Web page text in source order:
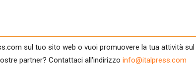
sul tuo sito web o vuoi promuovere la tua attività sul
partner? Contattaci all'indirizzo info@italpress.com